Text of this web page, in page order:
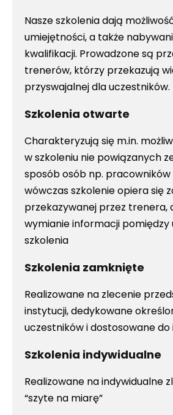
Nasze szkolenia dają
umiejętności, a także
kwalifikacji. Prowadzone są
trenerów, którzy przekazują
przyswajalnej dla uczestników.
Szkolenia otwarte
Charakteryzują się m.in.
w szkoleniu nie powiązanych
sposób osób np.
wówczas szkolenie opiera się
przekazywanej przez trenera,
wymianie informacji pomiędzy
szkolenia
Szkolenia zamknięte
Realizowane na zlecenie
instytucji, dedykowane
uczestników i dostosowane
Szkolenia indywidualne
Realizowane na indywidualne
“szyte na miarę”